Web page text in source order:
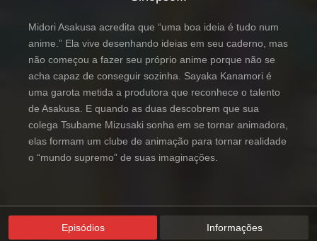
Midori Asakusa acredita que “uma boa ideia é tudo num
anime.” Ela vive desenhando ideias em seu caderno, mas
não começou a fazer seu próprio anime porque não se
acha capaz de conseguir sozinha. Sayaka Kanamori é
uma garota metida a produtora que reconhece o talento
de Asakusa. E quando as duas descobrem que sua
colega Tsubame Mizusaki sonha em se tornar animadora,
elas formam um clube de animação para tornar realidade
o “mundo supremo” de suas imaginações.
Episódios Informações